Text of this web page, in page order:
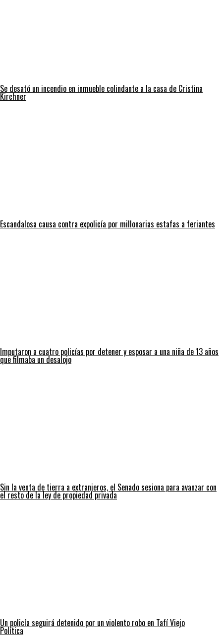
Se desató un incendio en inmueble colindante a la casa de Cristina
Kirchner
Escandalosa causa contra expolicía por millonarias estafas a feriantes
Imputaron a cuatro policías por detener y esposar a una niña de 13 años
que filmaba un desalojo
Sin la venta de tierra a extranjeros, el Senado sesiona para avanzar con
el resto de la ley de propiedad privada
Un policía seguirá detenido por un violento robo en Tafí Viejo
Política